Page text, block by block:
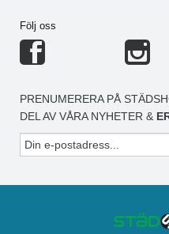
Följ oss
PRENUMERERA PÅ
DEL AV VÅRA NYHETER &